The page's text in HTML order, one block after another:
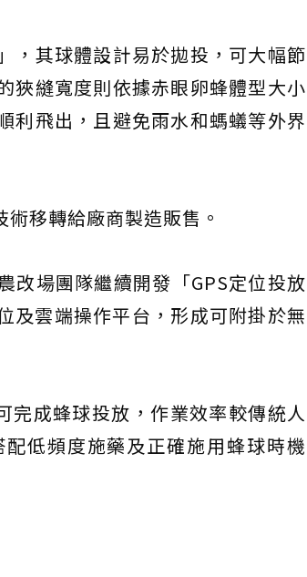
，其球體設計易於拋投，可大幅節
狹縫寬度則依據赤眼卵蜂體型大小
利飛出，且避免雨水和螞蟻等外界
移轉給廠商製造販售。
改場團隊繼續開發「GPS定位投放
及雲端操作平台，形成可附掛於無
完成蜂球投放，作業效率較傳統人
低頻度施藥及正確施用蜂球時機